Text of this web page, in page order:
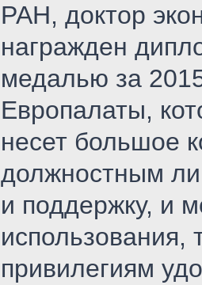
РАН, доктор
награжден
медалью за
Европалаты,
несет большое
должностным
и поддержку, и
использования,
привилегиям